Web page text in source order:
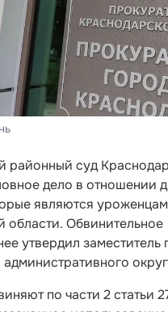
районный суд
дело в отношении
являются
области. Обвинительное
утвердил заместитель
по части 2 статьи